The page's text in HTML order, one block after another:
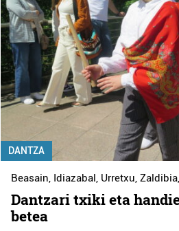
DANTZA
Beasain, Idiazabal, Urretxu,Zaldibia
Dantzari txiki eta
betea